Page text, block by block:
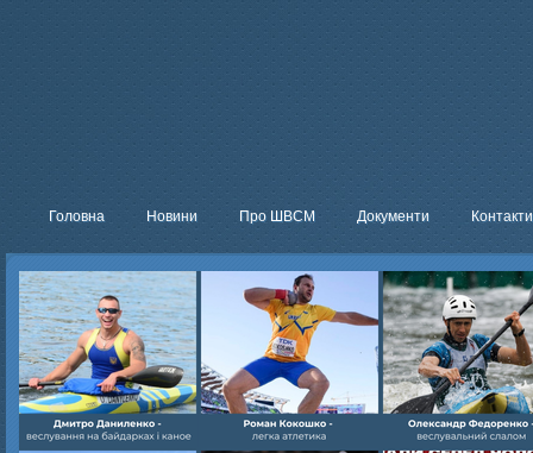
Головна Новини Про ШВСМ Документи Контакти